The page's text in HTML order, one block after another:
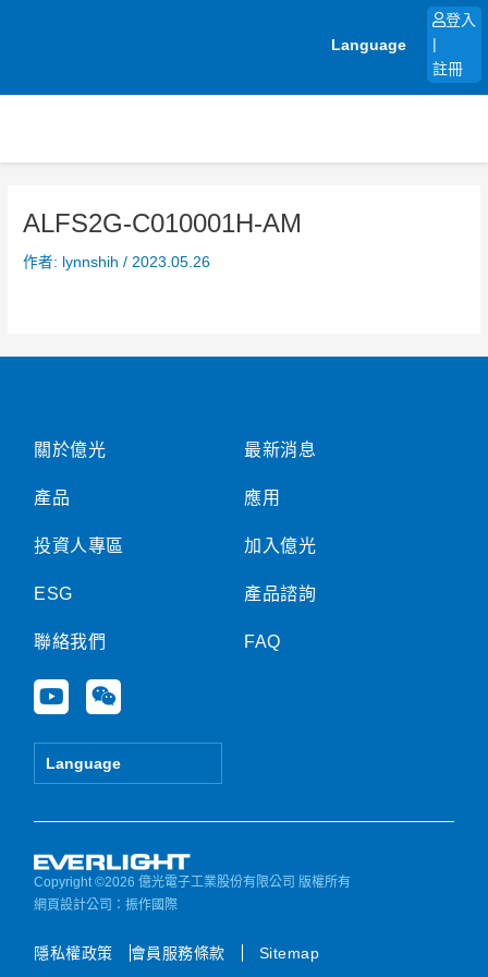
Language
登入
註冊
ALFS2G-C010001H-AM
作者: lynnshih/ 2023.05.26
關於億光
產品
投資人專區
ESG
聯絡我們
Y
o
u
e
W
e
i
Language
最新消息
應用
加入億光
產品諮詢
FAQ
Copyright ©2026 億光電子工業股份有限公司 版權所有
網頁設計公司 ：振作國際
隱私權政策 會員服務條款 Sitemap